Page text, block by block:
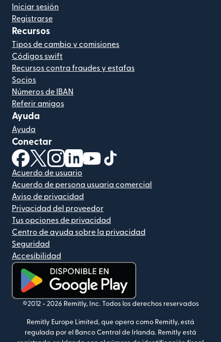
Iniciar sesión
Registrarse
Recursos
Tipos de cambio y comisiones
Códigos swift
Recursos contra fraudes y estafas
Socios
Números de IBAN
Referir amigos
Ayuda
Ayuda
Conectar
(se abre en una ventana nueva)
(se abre en una ventana nueva)
(se abre en una ventana nueva)
(se abre en una ventana nueva)
(se abre en una ventana nueva)
Acuerdo de usuario
Acuerdo de persona usuaria comercial
Aviso de privacidad
Privacidad del proveedor
Tus opciones de privacidad
Centro de ayuda sobre la privacidad
Seguridad
Accesibilidad
(se abre en una ventana nueva)
©2012 - 2026 Remitly, Inc. Todos los derechos reservados
Remitly Europe Limited, que opera como Remitly, está
regulada por el Banco Central de Irlanda. Remitly está